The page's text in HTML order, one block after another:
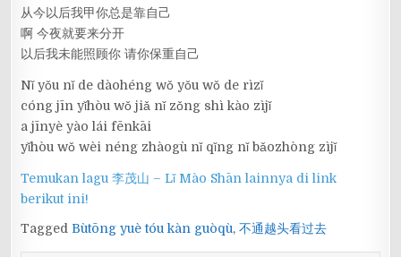
从今以后我甲你总是靠自己
啊 今夜就要来分开
以后我未能照顾你 请你保重自己
Nǐ yǒu nǐ de dàohéng wǒ yǒu wǒ de rìzǐ
cóng jīn yǐhòu wǒ jiǎ nǐ zǒng shì kào zìjǐ
a jīnyè yào lái fēnkāi
yǐhòu wǒ wèi néng zhàogù nǐ qǐng nǐ bǎozhòng zìjǐ
Temukan lagu 李茂山 – Lǐ Mào Shān lainnya di link
berikut ini!
Tagged Bùtōng yuè tóu kàn guòqù,不通越头看过去